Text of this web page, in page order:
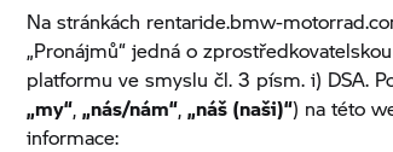
Na stránkách rentaride.bmw-
„Pronájmů“ jedná o
platformu ve smyslu čl. 3 písm. i) DSA.
„my“,„nás/nám“,„náš (naši)“) na této
informace: